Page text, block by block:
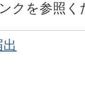
クを参照く